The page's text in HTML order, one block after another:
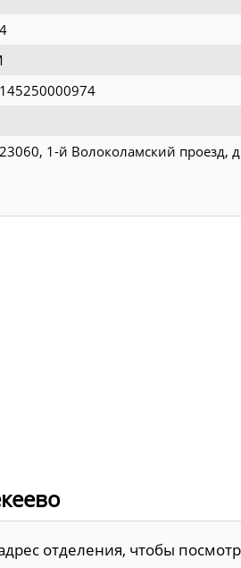
1-й Волоколамский проезд,
отделения, чтобы